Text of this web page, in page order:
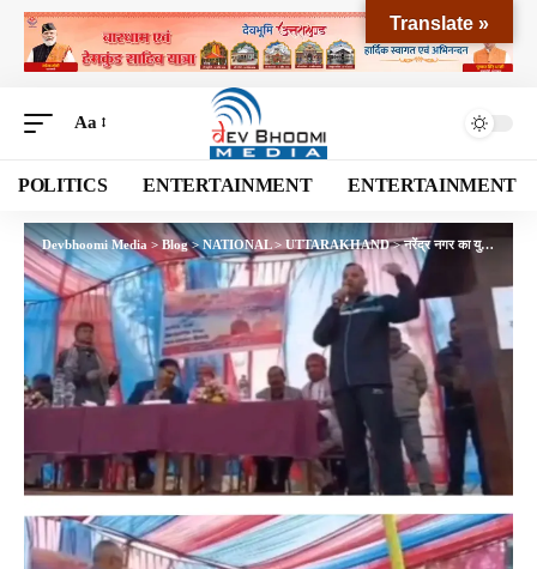
Aa
POLITICS ENTERTAINMENT ENTERTAINMENT
Devbhoomi Media>Blog>NATIONAL> UTTARAKHAND>नरेंद्र नगर का युवा बोला: शराब का ठेका नहीं, स्वास्थ्य-शिक्षा-रोज़गार चाहिए…
Translate »